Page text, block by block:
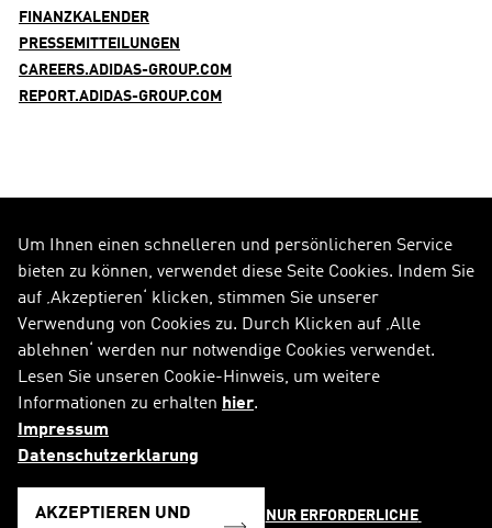
FINANZKALENDER
PRESSEMITTEILUNGEN
CAREERS.ADIDAS-GROUP.COM
REPORT.ADIDAS-GROUP.COM
FOLGE UNS AUF
Alle Social Media Kanäle
Sitemap
Impressum
Um Ihnen einen schnelleren und persönlicheren Service
bieten zu können, verwendet diese Seite Cookies. Indem Sie
auf ‚Akzeptieren‘ klicken, stimmen Sie unserer
Verwendung von Cookies zu. Durch Klicken auf ‚Alle
ablehnen‘ werden nur notwendige Cookies verwendet.
Lesen Sie unseren Cookie-Hinweis, um weitere
Informationen zu erhalten hier.
Impressum
Datenschutzerklarung
AKZEPTIEREN UND NUR ERFORDERLICHE